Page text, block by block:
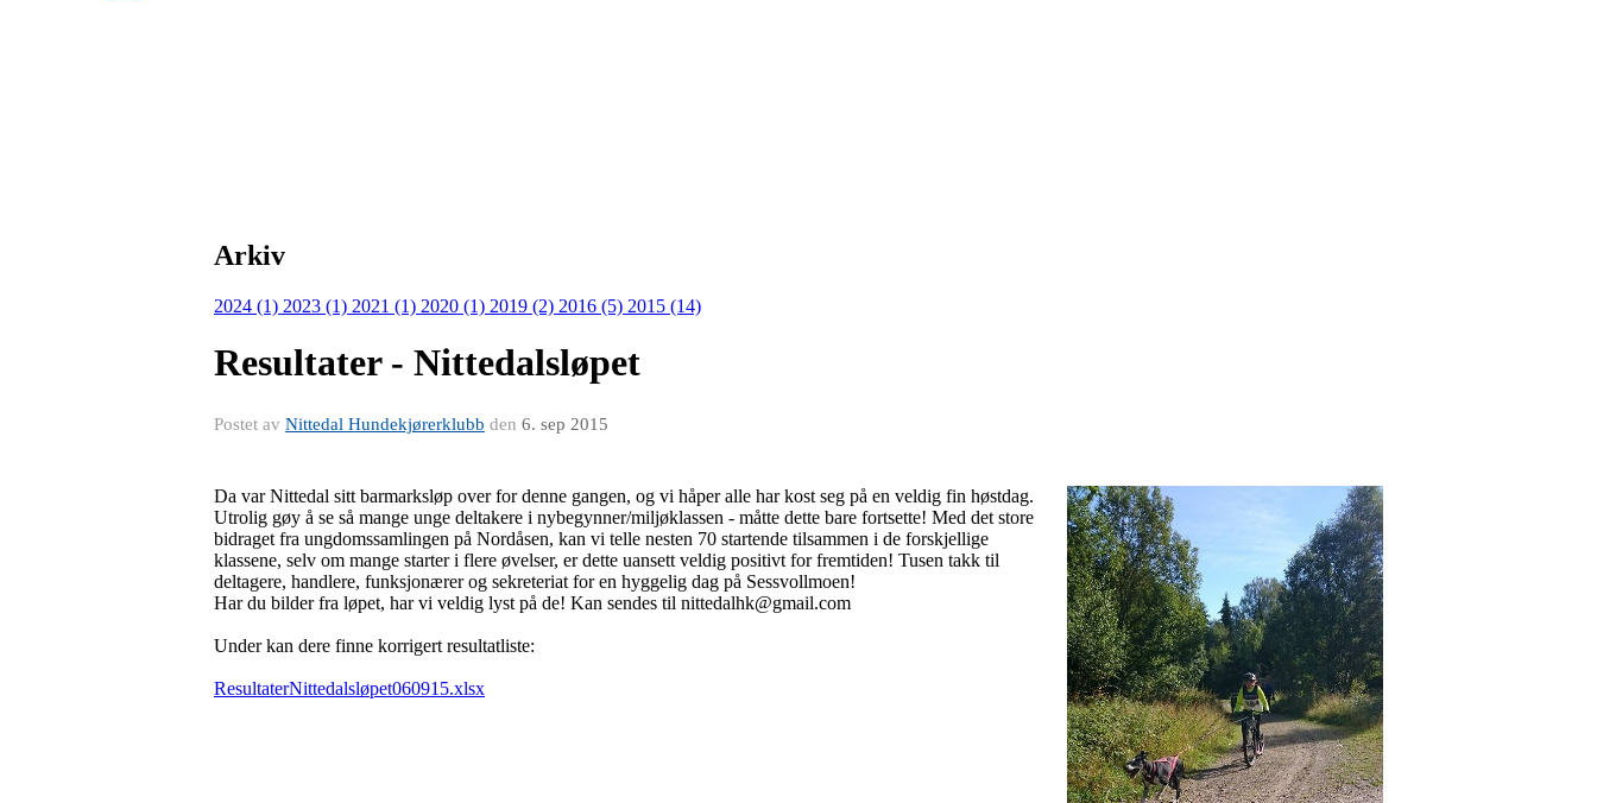
Arkiv
2024 (1) 2023 (1) 2021 (1) 2020 (1) 2019 (2) 2016 (5) 2015 (14)
Resultater - Nittedalsløpet
Postet av Nittedal Hundekjørerklubb den 6. sep 2015
Da var Nittedal sitt barmarksløp over for denne gangen, og vi håper alle har kost seg på en veldig fin høstdag.
Utrolig gøy å se så mange unge deltakere i nybegynner/miljøklassen - måtte dette bare fortsette! Med det store
bidraget fra ungdomssamlingen på Nordåsen, kan vi telle nesten 70 startende tilsammen i de forskjellige
klassene, selv om mange starter i flere øvelser, er dette uansett veldig positivt for fremtiden! Tusen takk til
deltagere, handlere, funksjonærer og sekreteriat for en hyggelig dag på Sessvollmoen!
Har du bilder fra løpet, har vi veldig lyst på de! Kan sendes til nittedalhk@gmail.com
Under kan dere finne korrigert resultatliste:
ResultaterNittedalsløpet060915.xlsx